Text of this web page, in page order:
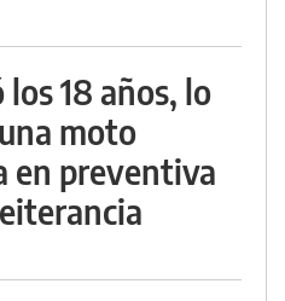
18 años, lo
moto
en preventiva